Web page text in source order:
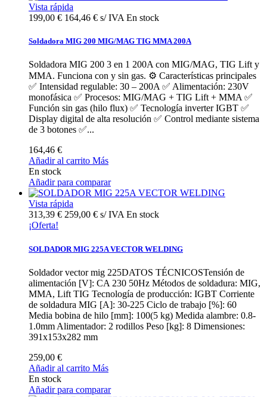
Vista rápida
199,00 € 164,46 € s/ IVA En stock
Soldadora MIG 200 MIG/MAG TIG MMA 200A
Soldadora MIG 200 3 en 1 200A con MIG/MAG, TIG Lift y
MMA. Funciona con y sin gas. ⚙️ Características principales
✅ Intensidad regulable: 30 – 200A ✅ Alimentación: 230V
monofásica ✅ Procesos: MIG/MAG + TIG Lift + MMA ✅
Función sin gas (hilo flux) ✅ Tecnología inverter IGBT ✅
Display digital de alta resolución ✅ Control mediante sistema
de 3 botones ✅...
164,46 €
Añadir al carrito Más
En stock
Añadir para comparar
Vista rápida
313,39 € 259,00 € s/ IVA En stock
¡Oferta!
SOLDADOR MIG 225A VECTOR WELDING
Soldador vector mig 225DATOS TÉCNICOSTensión de
alimentación [V]: CA 230 50Hz Métodos de soldadura: MIG,
MMA, Lift TIG Tecnología de producción: IGBT Corriente
de soldadura MIG [A]: 30-225 Ciclo de trabajo [%]: 60
Media bobina de hilo [mm]: 100(5 kg) Medida alambre: 0.8-
1.0mm Alimentador: 2 rodillos Peso [kg]: 8 Dimensiones:
391x153x282 mm
259,00 €
Añadir al carrito Más
En stock
Añadir para comparar